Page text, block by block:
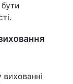
бути